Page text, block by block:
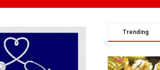
Trending